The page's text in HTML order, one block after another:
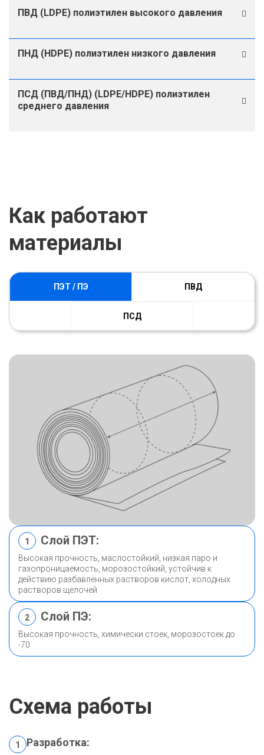
ПВД (LDPE) полиэтилен высокого давления
ПНД (HDPE) полиэтилен низкого давления
ПСД (ПВД/ПНД) (LDPE/HDPE) полиэтилен
среднего давления
Как работают
материалы
ПЭТ / ПЭ ПВД
ПСД
1 Слой ПЭТ:
Высокая прочность, маслостойкий, низкая паро и
газопроницаемость, морозостойкий, устойчив к
действию разбавленных растворов кислот, холодных
растворов щелочей
2 Слой ПЭ:
Высокая прочность, химически стоек, морозостоек до
-70
Схема работы
1 Разработка: